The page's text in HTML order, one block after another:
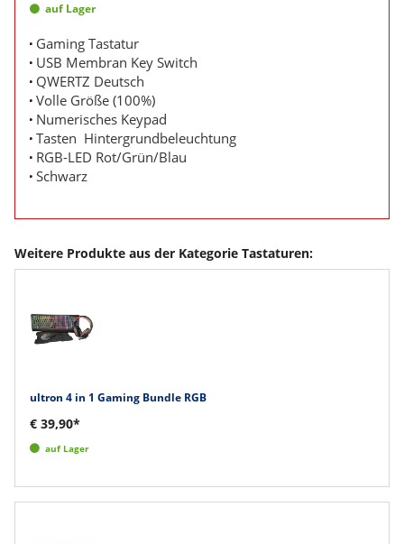
auf Lager
Gaming Tastatur
USB Membran Key Switch
QWERTZ Deutsch
Volle Größe (100%)
Numerisches Keypad
Tasten Hintergrundbeleuchtung
RGB-LED Rot/Grün/Blau
Schwarz
Weitere Produkte aus der Kategorie Tastaturen:
ultron 4 in 1 Gaming Bundle RGB
€ 39,90*
auf Lager